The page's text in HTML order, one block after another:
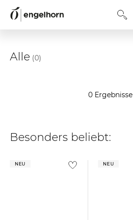
Alle (0)
0 Ergebnisse
Besonders beliebt:
NEU NEU